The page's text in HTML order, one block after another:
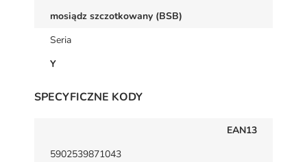
mosiądz szczotkowany (BSB)
Seria
Y
SPECYFICZNE KODY
EAN13
5902539871043